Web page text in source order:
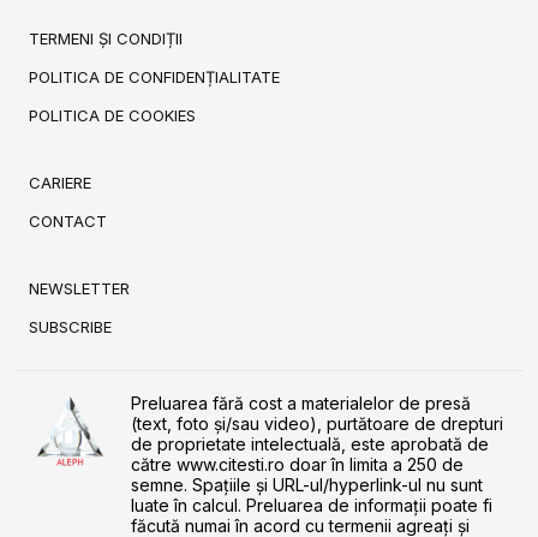
TERMENI ȘI CONDIȚII
POLITICA DE CONFIDENȚIALITATE
POLITICA DE COOKIES
CARIERE
CONTACT
NEWSLETTER
SUBSCRIBE
Preluarea fără cost a materialelor de presă
(text, foto și/sau video), purtătoare de drepturi
de proprietate intelectuală, este aprobată de
către www.citesti.ro doar în limita a 250 de
semne. Spaţiile şi URL-ul/hyperlink-ul nu sunt
luate în calcul. Preluarea de informaţii poate fi
făcută numai în acord cu termenii agreaţi şi